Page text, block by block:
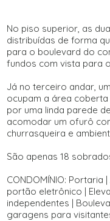
No piso superior, as
distribuídas de forma
para o boulevard do
fundos com vista para
Já no terceiro andar,
ocupam a área
por uma linda parede
acomodar um ofurô
churrasqueira e
São apenas 18
CONDOMÍNIO:
portão eletrônico |
independentes |
garagens para